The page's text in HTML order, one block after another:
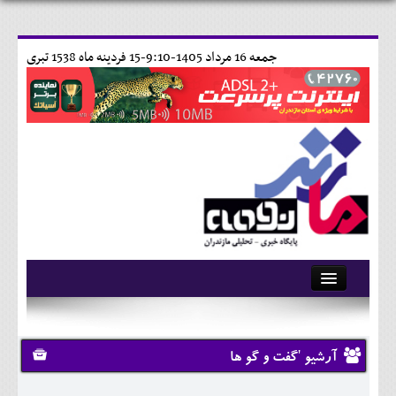
15 فردينه ماه 1538 تبری جمعه 16 مرداد 1405-9:10-
آرشیو
تماس با ما
وبلاگ
آرشیو 'گفت و گو ها